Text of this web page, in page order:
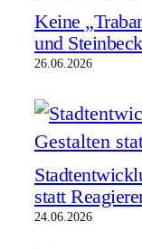
Keine
und
26.06.2026
statt
24.06.2026